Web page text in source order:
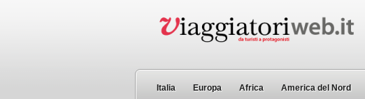
Italia Europa Africa America del Nord